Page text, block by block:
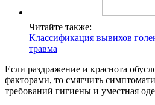
Читайте также:
Классификация вывихов
травма
Если раздражение и краснота
факторами, то смягчить
требований гигиены и уместная